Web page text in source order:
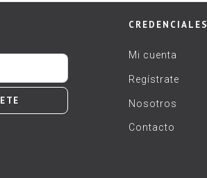
CREDENCIALES
Mi cuenta
Regístrate
Nosotros
Contacto